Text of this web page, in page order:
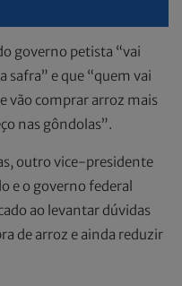
governo petista “vai
e que “quem vai
vão comprar arroz mais
nas gôndolas”.
outro vice-presidente
e o governo federal
ao levantar dúvidas
de arroz e ainda reduzir